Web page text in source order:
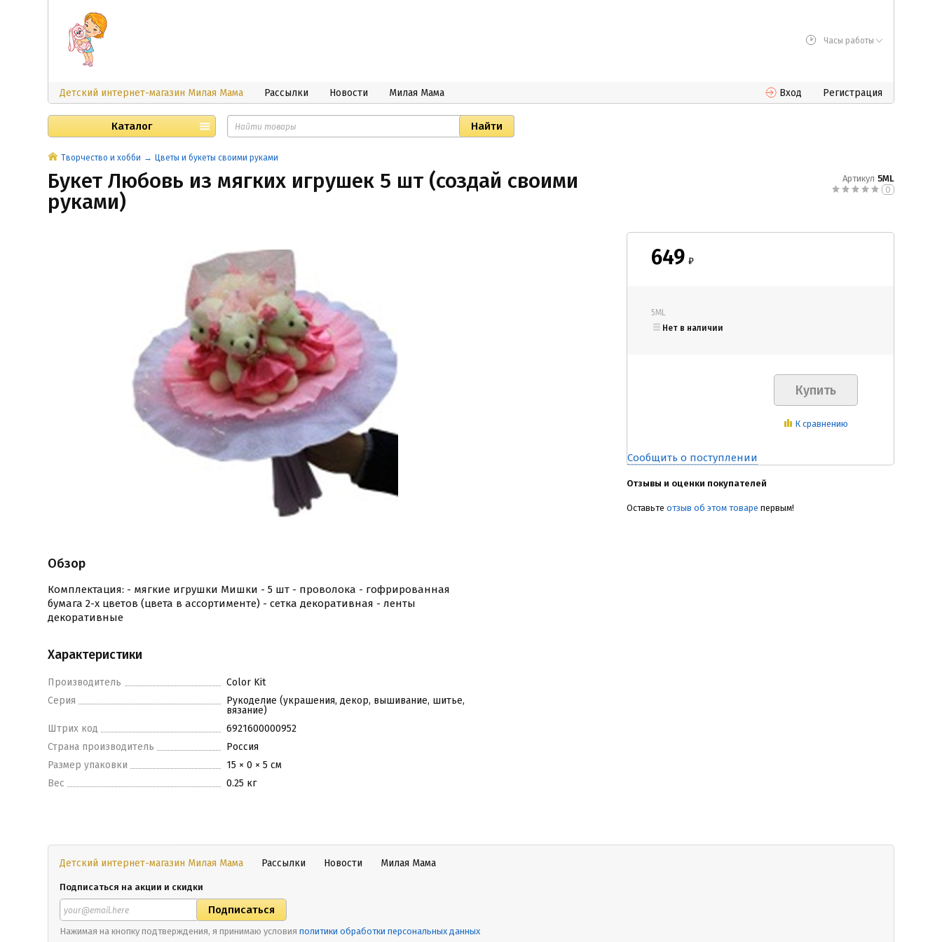
Часы работы
Детский интернет-магазин Милая Мама Рассылки Новости Милая Мама Вход Регистрация
Каталог
Творчество и хобби Цветы и букеты своими руками
Букет Любовь из мягких игрушек 5 шт (создай своими
руками)
Артикул 5ML
0
Обзор
Комплектация: - мягкие игрушки Мишки - 5 шт - проволока - гофрированная
бумага 2-х цветов (цвета в ассортименте) - сетка декоративная - ленты
декоративные
Характеристики
Производитель
Color Kit
Серия
Рукоделие (украшения, декор, вышивание, шитье,
вязание)
Штрих код
6921600000952
Страна производитель
Россия
Размер упаковки
15 × 0 × 5 см
Вес
0.25 кг
649 ₽
5ML
Нет в наличии
К сравнению
Сообщить о поступлении
Отзывы и оценки покупателей
Оставьте отзыв об этом товаре первым!
Детский интернет-магазин Милая Мама Рассылки Новости Милая Мама
Подписаться на акции и скидки
Нажимая на кнопку подтверждения, я принимаю условия политики обработки персональных данных